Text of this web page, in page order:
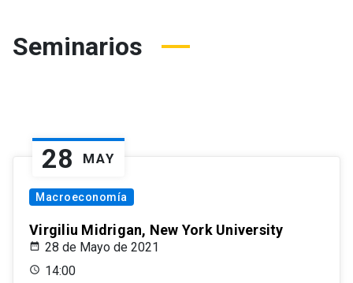
Seminarios
28 MAY
Macroeconomía
Virgiliu Midrigan, New York University
28 de Mayo de 2021
14:00